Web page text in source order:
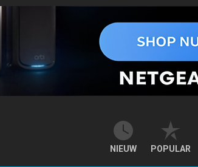
NIEUW POPULAR